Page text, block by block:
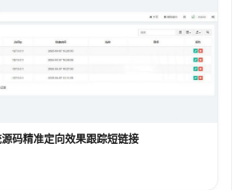
码精准定向效果跟踪短链接